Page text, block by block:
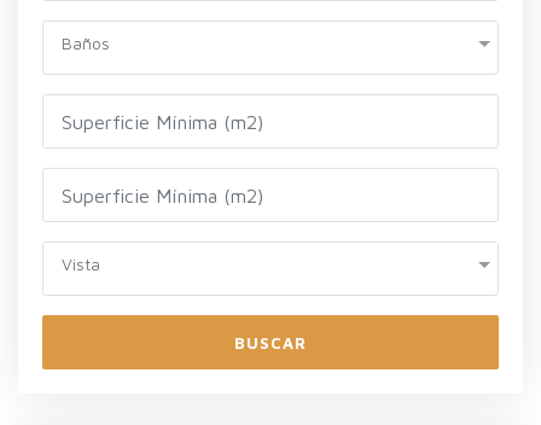
Baños
Vista
BUSCAR